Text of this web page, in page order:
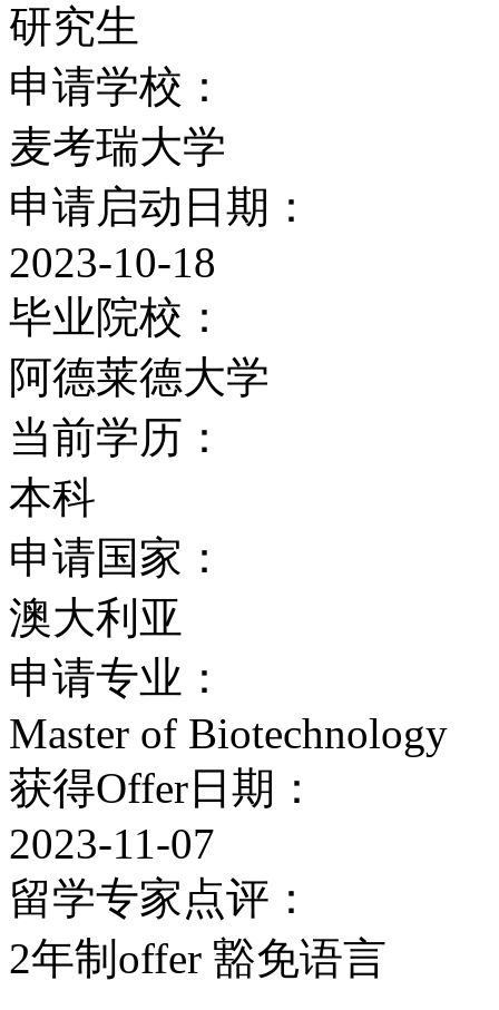
澳大利亚麦考瑞大学在
赋予更多的国际性及多
后能够适应无国界领域
考瑞大学学位的同时，
以及国际互连网教学环
的竞争世界。今天，麦
于最高的阶层。作为澳
终引以为自豪的使她杰
成功，并在多种学科领
《国家质量观察》所评
起这个国家及国际商的
学术实力
澳洲顶尖商学院之一,其
先地位。 麦考瑞大学的
经理人文摘》评为全球
《亚洲企业》杂志2000
研究生
申请学校：
麦考瑞大学
申请启动日期：
2023-10-18
毕业院校：
阿德莱德大学
当前学历：
本科
申请国家：
澳大利亚
申请专业：
Master of Biotechnology
获得Offer日期：
2023-11-07
留学专家点评：
2年制offer 豁免语言